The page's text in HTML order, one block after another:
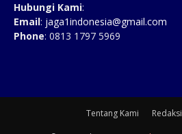
Hubungi Kami:
Email: jaga1indonesia@gmail.com
Phone: 0813 1797 5969
Tentang Kami Redaksi